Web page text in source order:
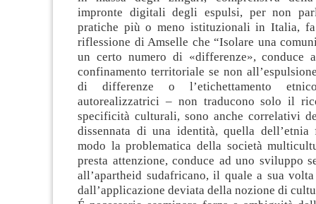
impronte digitali degli espulsi, per non
pratiche più o meno istituzionali in Italia,
riflessione di Amselle che “Isolare una
un certo numero di «differenze», conduce
confinamento territoriale se non
di differenze o l’etichettamento
autorealizzatrici – non traducono solo il
specificità culturali, sono anche correlativi
dissennata di una identità, quella dell’etnia
modo la problematica della società
presta attenzione, conduce ad uno sviluppo
all’apartheid sudafricano, il quale a sua
dall’applicazione deviata della nozione di